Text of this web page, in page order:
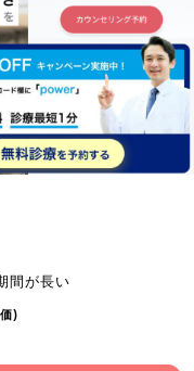
間が長い
)